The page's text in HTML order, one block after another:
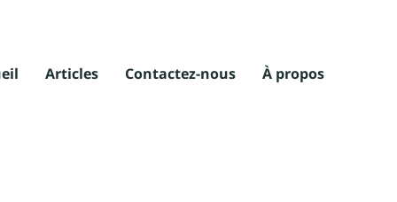
Articles Contactez-nous À propos